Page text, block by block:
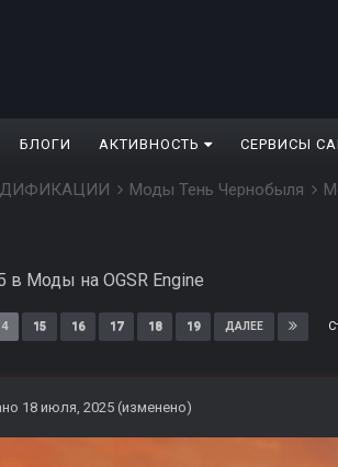
БЛОГИ АКТИВНОСТЬ СЕРВИСЫ
Моды Тень Чернобыля
в Моды на OGSR Engine
15 16 17 18 19 ДАЛЕЕ
18 июля, 2025 (изменено)